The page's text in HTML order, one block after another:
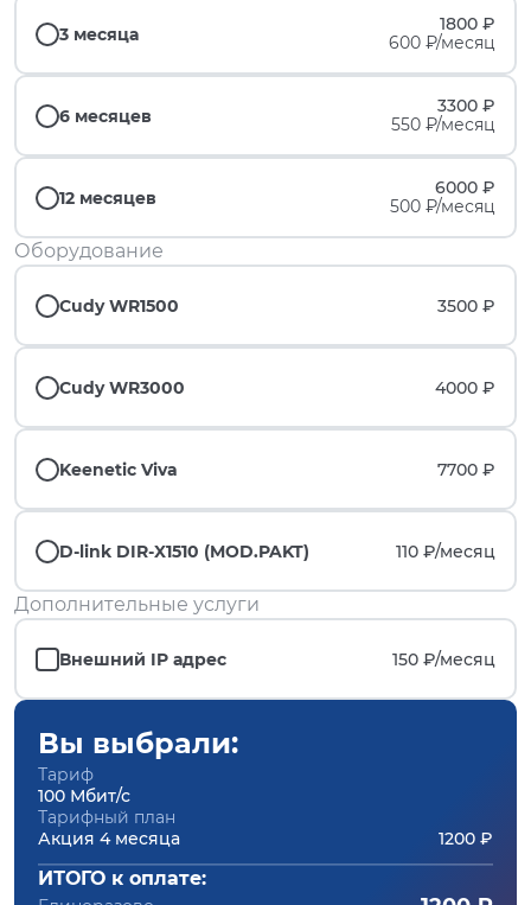
3 месяца
1800 ₽
600 ₽/месяц
6 месяцев
3300 ₽
550 ₽/месяц
12 месяцев
6000 ₽
500 ₽/месяц
Оборудование
Cudy WR1500 3500 ₽
Cudy WR3000 4000 ₽
Keenetic Viva 7700 ₽
D-link DIR-X1510 (MOD.PAKT) 110 ₽/месяц
Дополнительные услуги
Внешний IP адрес 150 ₽/месяц
Вы выбрали:
Тариф
100 Мбит/с
Тарифный план
Акция 4 месяца
1200 ₽
ИТОГО к оплате: